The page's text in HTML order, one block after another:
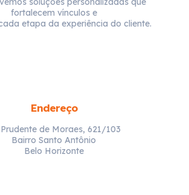
fortalecem vínculos e
etapa da experiência do cliente.
Endereço
Prudente de Moraes, 621/103
Bairro Santo Antônio
Belo Horizonte